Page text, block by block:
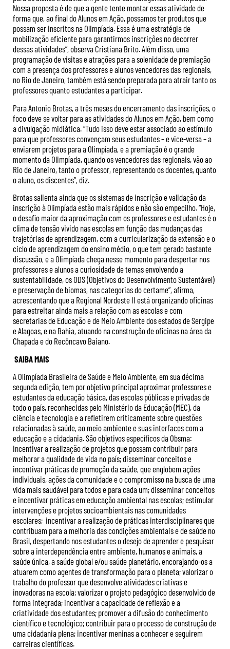
Nossa proposta é de que a gente tente montar essas atividade de
forma que, ao final do Alunos em Ação, possamos ter produtos que
possam ser inscritos na Olimpíada. Essa é uma estratégia de
mobilização eficiente para garantirmos inscrições no decorrer
dessas atividades”, observa Cristiana Brito. Além disso, uma
programação de visitas e atrações para a solenidade de premiação
com a presença dos professores e alunos vencedores das regionais,
no Rio de Janeiro, também está sendo preparada para atrair tanto os
professores quanto estudantes a participar.
Para Antonio Brotas, a três meses do encerramento das inscrições, o
foco deve se voltar para as atividades do Alunos em Ação, bem como
a divulgação midiática. “Tudo isso deve estar associado ao estímulo
para que professores convençam seus estudantes – e vice-versa – a
enviarem projetos para a Olimpíada, e a premiação é o grande
momento da Olimpíada, quando os vencedores das regionais, vão ao
Rio de Janeiro, tanto o professor, representando os docentes, quanto
o aluno, os discentes”, diz.
Brotas salienta ainda que os sistemas de inscrição e validação da
inscrição à Olimpíada estão mais rápidos e não são empecilho. “Hoje,
o desafio maior da aproximação com os professores e estudantes é o
clima de tensão vivido nas escolas em função das mudanças das
trajetórias de aprendizagem, com a curricularização da extensão e o
ciclo de aprendizagem do ensino médio, o que tem gerado bastante
discussão, e a Olimpíada chega nesse momento para despertar nos
professores e alunos a curiosidade de temas envolvendo a
sustentabilidade, os ODS (Objetivos do Desenvolvimento Sustentável)
e preservação de biomas, nas categorias do certame”, afirma,
acrescentando que a Regional Nordeste II está organizando oficinas
para estreitar ainda mais a relação com as escolas e com
secretarias de Educação e de Meio Ambiente dos estados de Sergipe
e Alagoas, e na Bahia, atuando na construção de oficinas na área da
Chapada e do Recôncavo Baiano.
SAIBA MAIS
A Olimpíada Brasileira de Saúde e Meio Ambiente, em sua décima
segunda edição, tem por objetivo principal aproximar professores e
estudantes da educação básica, das escolas públicas e privadas de
todo o país, reconhecidas pelo Ministério da Educação (MEC), da
ciência e tecnologia e a refletirem criticamente sobre questões
relacionadas à saúde, ao meio ambiente e suas interfaces com a
educação e a cidadania. São objetivos específicos da Obsma:
incentivar a realização de projetos que possam contribuir para
melhorar a qualidade de vida no país; disseminar conceitos e
incentivar práticas de promoção da saúde, que englobem ações
individuais, ações da comunidade e o compromisso na busca de uma
vida mais saudável para todos e para cada um; disseminar conceitos
e incentivar práticas em educação ambiental nas escolas; estimular
intervenções e projetos socioambientais nas comunidades
escolares; incentivar a realização de práticas interdisciplinares que
contribuam para a melhoria das condições ambientais e de saúde no
Brasil, despertando nos estudantes o desejo de aprender e pesquisar
sobre a interdependência entre ambiente, humanos e animais, a
saúde única, a saúde global e/ou saúde planetário, encorajando-os a
atuarem como agentes de transformação para o planeta; valorizar o
trabalho do professor que desenvolve atividades criativas e
inovadoras na escola; valorizar o projeto pedagógico desenvolvido de
forma integrada; incentivar a capacidade de reflexão e a
criatividade dos estudantes; promover a difusão do conhecimento
científico e tecnológico; contribuir para o processo de construção de
uma cidadania plena; incentivar meninas a conhecer e seguirem
carreiras científicas.